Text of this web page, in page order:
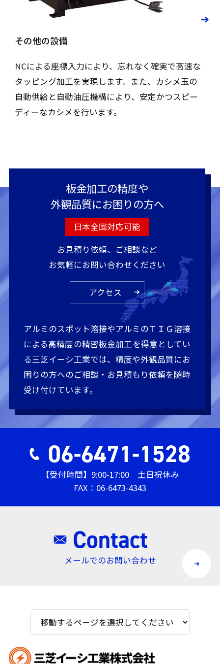
その他の設備
NCによる座標入力により、忘れなく確実で高速な
タッピング加工を実現します。また、カシメ玉の
自動供給と自動油圧機構により、安定かつスピー
ディーなカシメを行います。
板金加工の精度や
外観品質にお困りの方へ
日本全国対応可能
お見積り依頼、ご相談など
お気軽にお問い合わせください
アクセス
アルミのスポット溶接やアルミのＴＩＧ溶接
による高精度の精密板金加工を得意としてい
る三芝イーシ工業では、精度や外観品質にお
困りの方へのご相談・お見積もり依頼を随時
受け付けています。
06-6471-1528
【受付時間】9:00-17:00 土日祝休み
FAX：06-6473-4343
Contact
メールでのお問い合わせ